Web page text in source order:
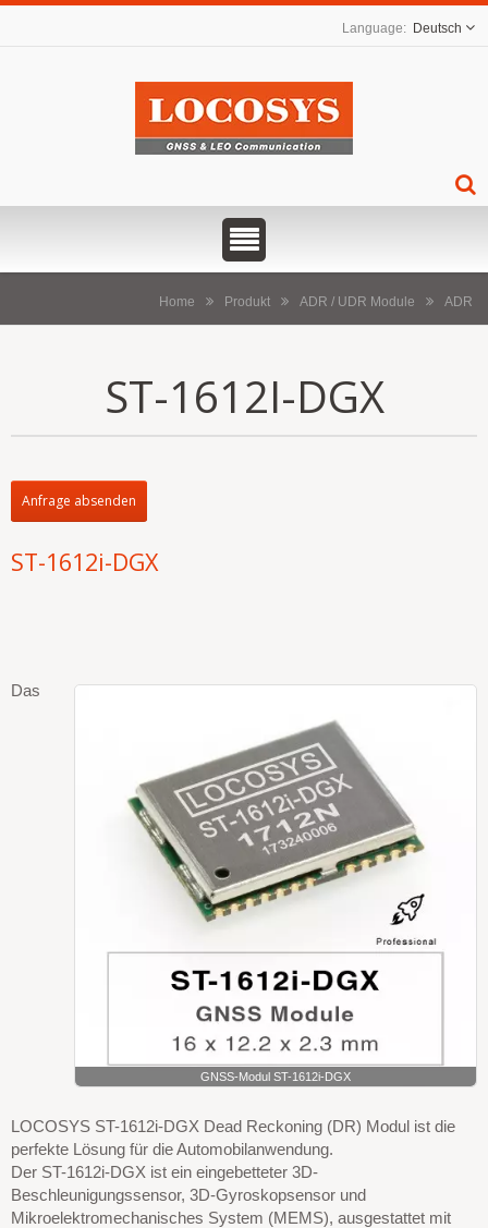
Deutsch
Home Produkt ADR / UDR Module ADR
ST-1612I-DGX
Anfrage absenden
ST-1612i-DGX
GNSS-Modul ST-1612i-DGX
Das
LOCOSYS ST-1612i-DGX Dead Reckoning (DR) Modul ist die
perfekte Lösung für die Automobilanwendung.
Der ST-1612i-DGX ist ein eingebetteter 3D-
Beschleunigungssensor, 3D-Gyroskopsensor und
Mikroelektromechanisches System (MEMS), ausgestattet mit